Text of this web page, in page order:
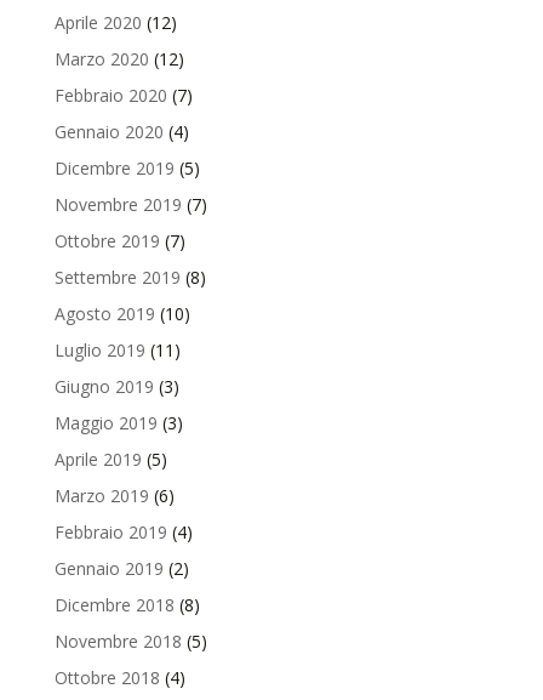
Aprile 2020 (12)
Marzo 2020 (12)
Febbraio 2020 (7)
Gennaio 2020 (4)
Dicembre 2019 (5)
Novembre 2019 (7)
Ottobre 2019 (7)
Settembre 2019 (8)
Agosto 2019 (10)
Luglio 2019 (11)
Giugno 2019 (3)
Maggio 2019 (3)
Aprile 2019 (5)
Marzo 2019 (6)
Febbraio 2019 (4)
Gennaio 2019 (2)
Dicembre 2018 (8)
Novembre 2018 (5)
Ottobre 2018 (4)